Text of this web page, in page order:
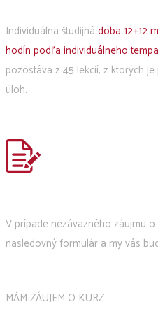
Individuálna študijná doba 12+12
hodín podľa individuálneho
pozostáva z 45 lekcií, z ktorých
úloh.
V prípade nezáväzného záujmu
nasledovný formulár a my vás
MÁM ZÁUJEM O KURZ